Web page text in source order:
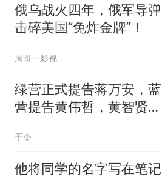
俄乌战火四年，俄军导弹
击碎美国“免炸金牌”！
周哥一影视
绿营正式提告蒋万安，蓝
营提告黄伟哲，黄智贤不
于令
他将同学的名字写在笔记